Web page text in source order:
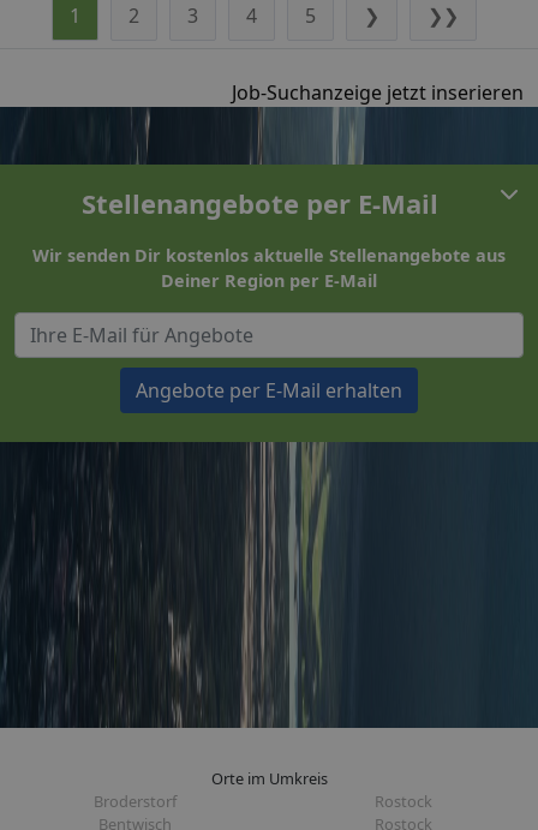
1 2 3 4 5 ❯ ❯❯
Job-Suchanzeige jetzt inserieren
Stellenangebote per E-Mail
Wir senden Dir kostenlos aktuelle Stellenangebote aus
Deiner Region per E-Mail
Angebote per E-Mail erhalten
Orte im Umkreis
Broderstorf
Rostock
Bentwisch
Rostock